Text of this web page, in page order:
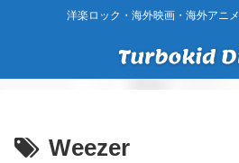
洋楽ロック・海外映画・海外アニ
Weezer